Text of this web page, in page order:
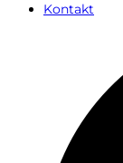
Kontakt